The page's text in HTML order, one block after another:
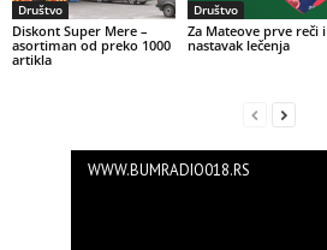
Društvo
Diskont Super Mere –
asortiman od preko 1000
artikla
Društvo
Za Mateove prve reči i
nastavak lečenja
WWW.BUMRADIO018.RS